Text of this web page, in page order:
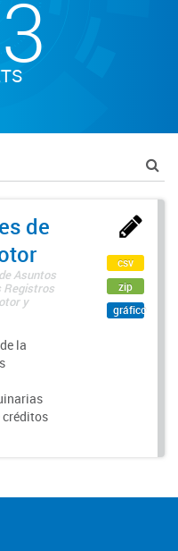
de
Asuntos
Registros
y
la
créditos
csv
zip
gráfico